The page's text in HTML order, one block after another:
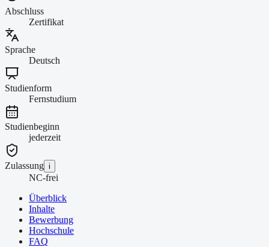
Abschluss
Zertifikat
Sprache
Deutsch
Studienform
Fernstudium
Studienbeginn
jederzeit
Zulassung i
NC-frei
Überblick
Inhalte
Bewerbung
Hochschule
FAQ